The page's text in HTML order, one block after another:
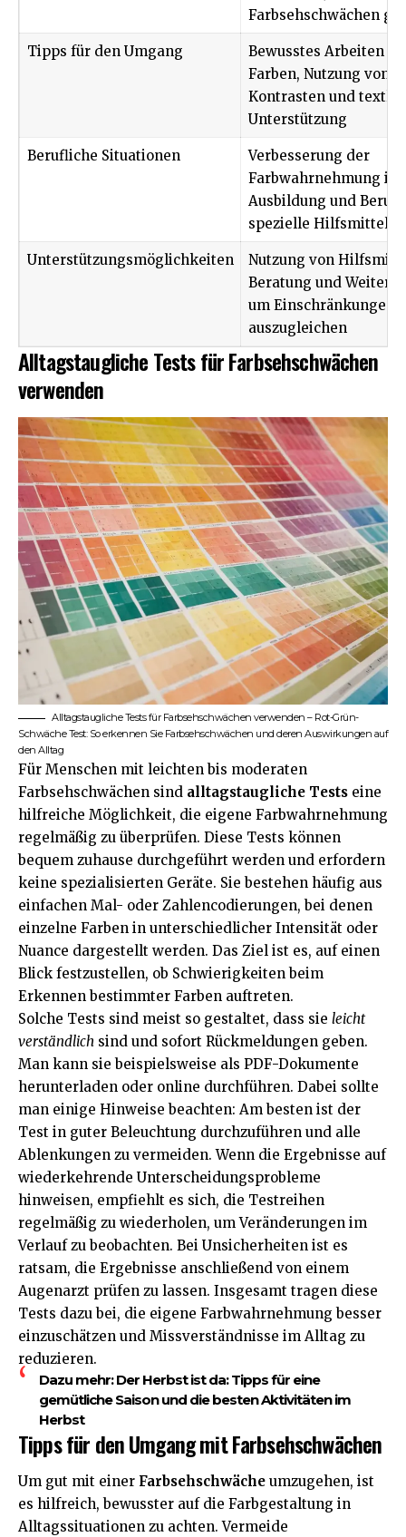
Farbsehschwächen
Tipps für den Umgang
Bewusstes Arbeiten
Farben, Nutzung von
Kontrasten und
Unterstützung
Berufliche Situationen
Verbesserung der
Farbwahrnehmung in
Ausbildung und Beruf
spezielle Hilfsmittel
Unterstützungsmöglichkeiten
Nutzung von
Beratung und
um Einschränkungen
auszugleichen
Alltagstaugliche Tests für Farbsehschwächen
verwenden
Alltagstaugliche Tests für Farbsehschwächen verwenden – Rot-Grün-
Schwäche Test: So erkennen Sie Farbsehschwächen und deren Auswirkungen auf
den Alltag
Für Menschen mit leichten bis moderaten
Farbsehschwächen sind alltagstaugliche Tests eine
hilfreiche Möglichkeit, die eigene Farbwahrnehmung
regelmäßig zu überprüfen. Diese Tests können
bequem zuhause durchgeführt werden und erfordern
keine spezialisierten Geräte. Sie bestehen häufig aus
einfachen Mal- oder Zahlencodierungen, bei denen
einzelne Farben in unterschiedlicher Intensität oder
Nuance dargestellt werden. Das Ziel ist es, auf einen
Blick festzustellen, ob Schwierigkeiten beim
Erkennen bestimmter Farben auftreten.
Solche Tests sind meist so gestaltet, dass sie leicht
verständlich sind und sofort Rückmeldungen geben.
Man kann sie beispielsweise als PDF-Dokumente
herunterladen oder online durchführen. Dabei sollte
man einige Hinweise beachten: Am besten ist der
Test in guter Beleuchtung durchzuführen und alle
Ablenkungen zu vermeiden. Wenn die Ergebnisse auf
wiederkehrende Unterscheidungsprobleme
hinweisen, empfiehlt es sich, die Testreihen
regelmäßig zu wiederholen, um Veränderungen im
Verlauf zu beobachten. Bei Unsicherheiten ist es
ratsam, die Ergebnisse anschließend von einem
Augenarzt prüfen zu lassen. Insgesamt tragen diese
Tests dazu bei, die eigene Farbwahrnehmung besser
einzuschätzen und Missverständnisse im Alltag zu
reduzieren.
Dazu mehr:Der Herbst ist da: Tipps für eine
gemütliche Saison und die besten Aktivitäten im
Herbst
Tipps für den Umgang mit Farbsehschwächen
Um gut mit einer Farbsehschwäche umzugehen, ist
es hilfreich, bewusster auf die Farbgestaltung in
Alltagssituationen zu achten. Vermeide